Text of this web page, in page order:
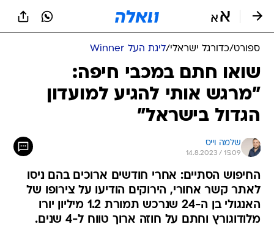
ספורט/כדורגל ישראלי/ליגת העל Winner
שואו חתם במכבי חיפה:
"מרגש אותי להגיע למועדון
הגדול בישראל"
שלמה וייס
14.8.2023 / 15:09
החיפוש הסתיים: אחרי חודשים ארוכים בהם ניסו
לאתר קשר אחורי, הירוקים הודיעו על צירופו של
האנגולי בן ה-24 שנרכש תמורת 1.2 מיליון יורו
מלודוגורץ וחתם על חוזה ארוך טווח ל-4 שנים.